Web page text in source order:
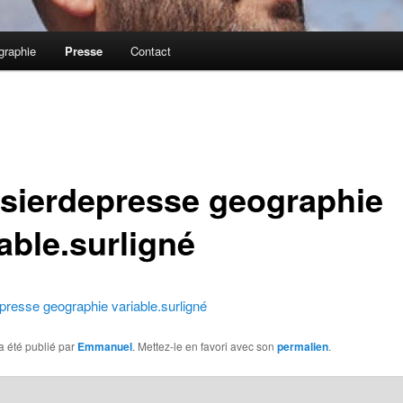
Presse Contact
geographie
geographie variable.surligné
été publié par Emmanuel. Mettez-le en favori avec son permalien.